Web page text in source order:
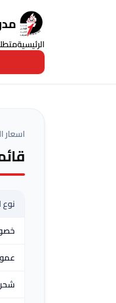
الرئيسية
اسعار
نوع